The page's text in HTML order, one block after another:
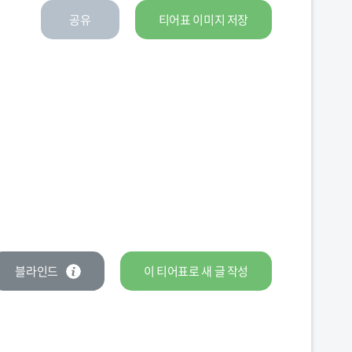
공유 티어표 이미지 저장
블라인드 이 티어표로새 글작성